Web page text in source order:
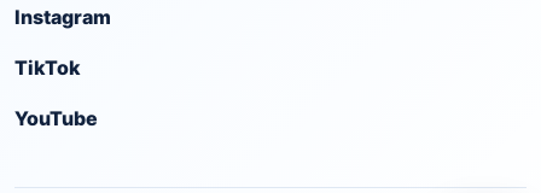
Instagram
TikTok
YouTube